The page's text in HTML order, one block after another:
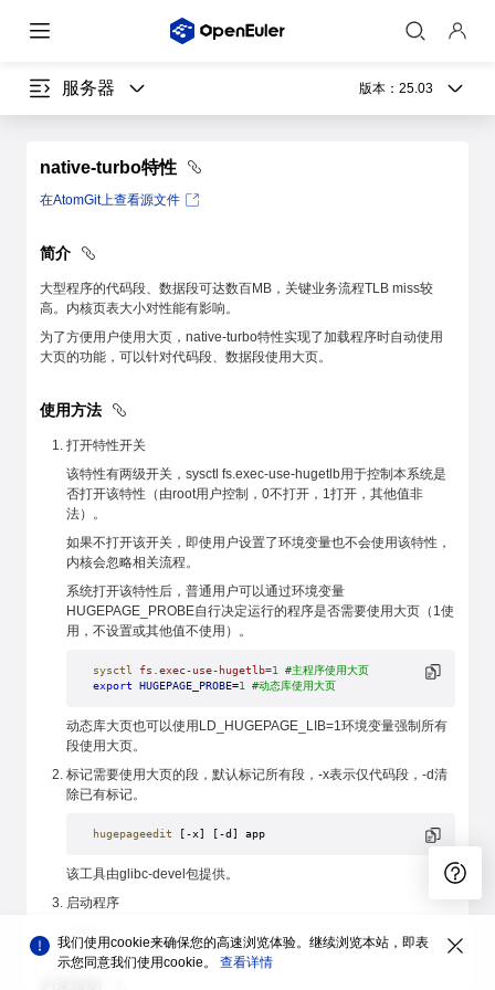
服务器 版本： 25.03
native-turbo特性
在AtomGit上查看源文件
简介
大型程序的代码段、数据段可达数百MB，关键业务流程TLB miss较
高。内核页表大小对性能有影响。
为了方便用户使用大页，native-turbo特性实现了加载程序时自动使用
大页的功能，可以针对代码段、数据段使用大页。
使用方法
打开特性开关
该特性有两级开关，sysctl fs.exec-use-hugetlb用于控制本系统是
否打开该特性（由root用户控制，0不打开，1打开，其他值非
法）。
如果不打开该开关，即使用户设置了环境变量也不会使用该特性，
内核会忽略相关流程。
系统打开该特性后，普通用户可以通过环境变量
HUGEPAGE_PROBE自行决定运行的程序是否需要使用大页（1使
用，不设置或其他值不使用）。
sysctl fs.exec-use-hugetlb=1
#主程序使用大页
export HUGEPAGE_PROBE=1 #动态库使用大页
动态库大页也可以使用LD_HUGEPAGE_LIB=1环境变量强制所有
段使用大页。
标记需要使用大页的段，默认标记所有段，-x表示仅代码段，-d清
除已有标记。
hugepageedit [-x] [-d] app
该工具由glibc-devel包提供。
启动程序
我们使用cookie来确保您的高速浏览体验。继续浏览本站，即表
示您同意我们使用cookie。 查看详情